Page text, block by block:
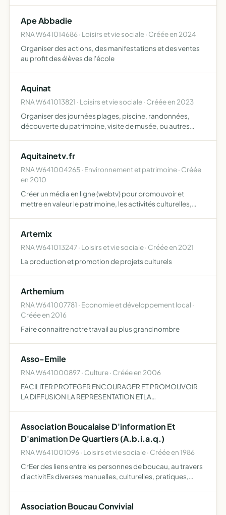
ETC...
Ape Abbadie
RNA W641014686 · Loisirs et vie sociale · Créée en 2024
Organiser des actions, des manifestations et des ventes
au profit des élèves de l'école
Aquinat
RNA W641013821 · Loisirs et vie sociale · Créée en 2023
Organiser des journées plages, piscine, randonnées,
découverte du patrimoine, visite de musée, ou autres
promouvoir …
Aquitainetv.fr
RNA W641004265 · Environnement et patrimoine · Créée
en 2010
Créer un média en ligne (webtv) pour promouvoir et
mettre en valeur le patrimoine, les activités culturelles,
…
Artemix
RNA W641013247 · Loisirs et vie sociale · Créée en 2021
La production et promotion de projets culturels
Arthemium
RNA W641007781 · Economie et développement local ·
Créée en 2016
Faire connaitre notre travail au plus grand nombre
Asso-Emile
RNA W641000897 · Culture · Créée en 2006
FACILITER PROTEGER ENCOURAGER ET PROMOUVOIR
LA DIFFUSION LA REPRESENTATION ETLA
ASSOCIATION
Association Boucalaise D'information Et
D'animation De Quartiers (A.b.i.a.q.)
RNA W641001096 · Loisirs et vie sociale · Créée en 1986
CrEer des liens entre les personnes de boucau, au travers
d'activitEs diverses manuelles, culturelles, pratiques,
Association Boucau Convivial